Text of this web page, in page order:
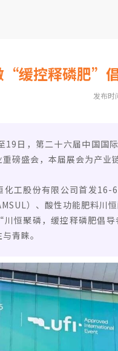
缓控释磷肥”
发布时
19日，第二十六届中国国
磅盛会，本届展会为产业
化工股份有限公司首发
）、酸性功能肥料
恒聚磷，缓控释磷肥倡
青睐。